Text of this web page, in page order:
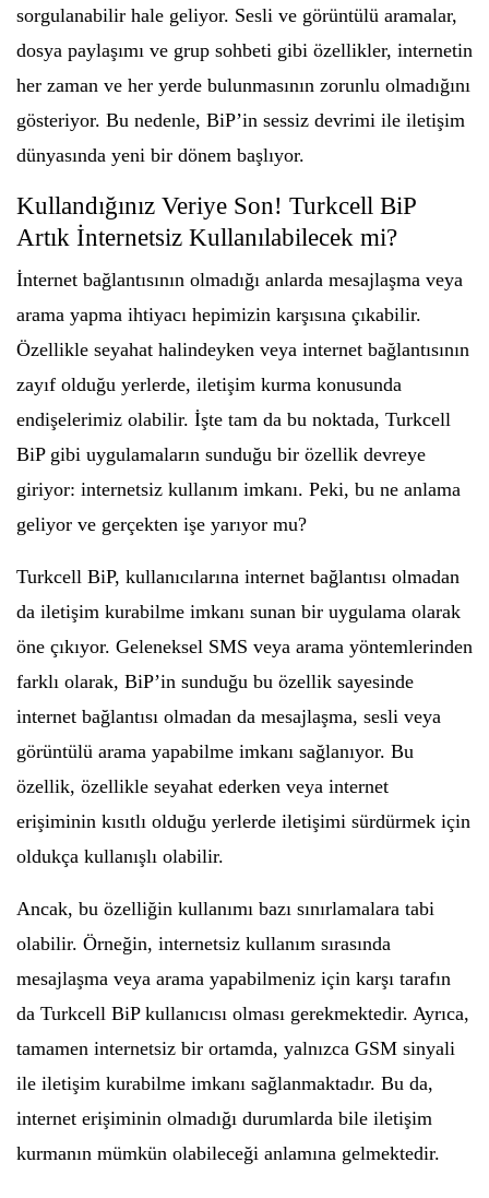
sorgulanabilir hale geliyor. Sesli ve görüntülü aramalar,
dosya paylaşımı ve grup sohbeti gibi özellikler, internetin
her zaman ve her yerde bulunmasının zorunlu olmadığını
gösteriyor. Bu nedenle, BiP’in sessiz devrimi ile iletişim
dünyasında yeni bir dönem başlıyor.
Kullandığınız Veriye Son! Turkcell BiP
Artık İnternetsiz Kullanılabilecek mi?
İnternet bağlantısının olmadığı anlarda mesajlaşma veya
arama yapma ihtiyacı hepimizin karşısına çıkabilir.
Özellikle seyahat halindeyken veya internet bağlantısının
zayıf olduğu yerlerde, iletişim kurma konusunda
endişelerimiz olabilir. İşte tam da bu noktada, Turkcell
BiP gibi uygulamaların sunduğu bir özellik devreye
giriyor: internetsiz kullanım imkanı. Peki, bu ne anlama
geliyor ve gerçekten işe yarıyor mu?
Turkcell BiP, kullanıcılarına internet bağlantısı olmadan
da iletişim kurabilme imkanı sunan bir uygulama olarak
öne çıkıyor. Geleneksel SMS veya arama yöntemlerinden
farklı olarak, BiP’in sunduğu bu özellik sayesinde
internet bağlantısı olmadan da mesajlaşma, sesli veya
görüntülü arama yapabilme imkanı sağlanıyor. Bu
özellik, özellikle seyahat ederken veya internet
erişiminin kısıtlı olduğu yerlerde iletişimi sürdürmek için
oldukça kullanışlı olabilir.
Ancak, bu özelliğin kullanımı bazı sınırlamalara tabi
olabilir. Örneğin, internetsiz kullanım sırasında
mesajlaşma veya arama yapabilmeniz için karşı tarafın
da Turkcell BiP kullanıcısı olması gerekmektedir. Ayrıca,
tamamen internetsiz bir ortamda, yalnızca GSM sinyali
ile iletişim kurabilme imkanı sağlanmaktadır. Bu da,
internet erişiminin olmadığı durumlarda bile iletişim
kurmanın mümkün olabileceği anlamına gelmektedir.